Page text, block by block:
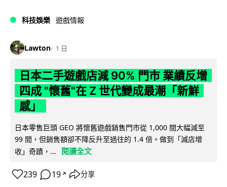
科技娛樂 遊戲情報
Lawton 1 日
日本二手遊戲店減 90% 門市 業績反增
四成 "懷舊"在 Z 世代變成最潮「新鮮
感」
日本零售巨頭 GEO 將懷舊遊戲銷售門市從 1,000 間大幅減至
99 間，但銷售額卻不降反升至過往的 1.4 倍。做到「減店增
收」奇蹟，...
閱讀全文
239 19 ↗ 分享